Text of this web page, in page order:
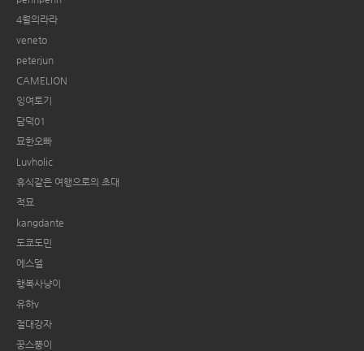
4월의라라
veneto
peterjun
CAMELION
잉여토기
담덕01
묘한오빠
Luvholic
휴식같은 여행으로의 초대
적묘
kangdante
도쿄도민
에스델
행복사냥이
유하v
절대강자
꿍스뿡이